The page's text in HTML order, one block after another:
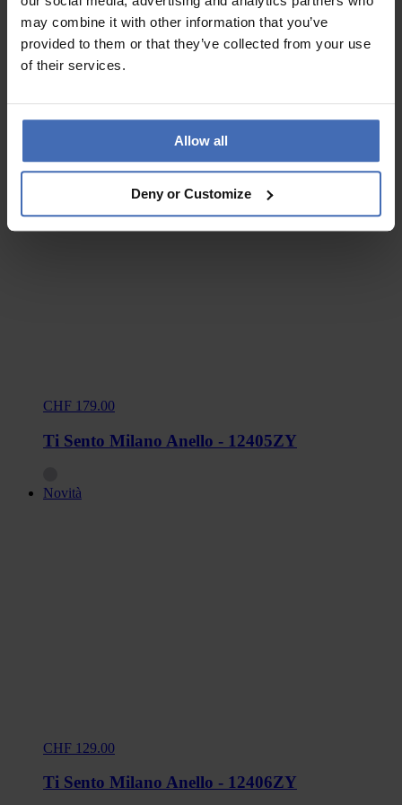
may combine it with other information that you’ve
provided to them or that they’ve collected from your use
of their services.
Allow all
Deny or Customize
CHF 199.00
CHF 179.00
Ti Sento Milano Anello - 12405ZY
Novità
CHF 129.00
Ti Sento Milano Anello - 12406ZY